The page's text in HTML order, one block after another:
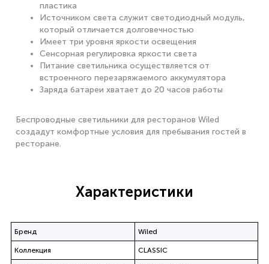
пластика
Источником света служит светодиодный модуль,
который отличается долговечностью
Имеет три уровня яркости освещения
Сенсорная регулировка яркости света
Питание светильника осуществляется от
встроенного перезаряжаемого аккумулятора
Заряда батареи хватает до 20 часов работы
Беспроводные светильники для ресторанов Wiled
создадут комфортные условия для пребывания гостей в
ресторане.
Характеристики
Бренд Wiled
Коллекция CLASSIC